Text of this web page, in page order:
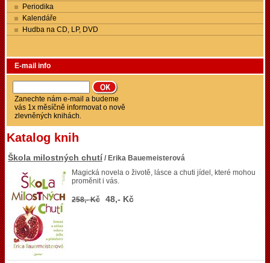
Periodika
Kalendáře
Hudba na CD, LP, DVD
E-mail info
Zanechte nám e-mail a budeme
vás 1x měsíčně informovat o nově
zlevněných knihách.
Katalog knih
Škola milostných chutí / Erika Bauemeisterová
Magická novela o životě, lásce a chuti jídel, které mohou
proměnit i vás.
258,- Kč 48,- Kč